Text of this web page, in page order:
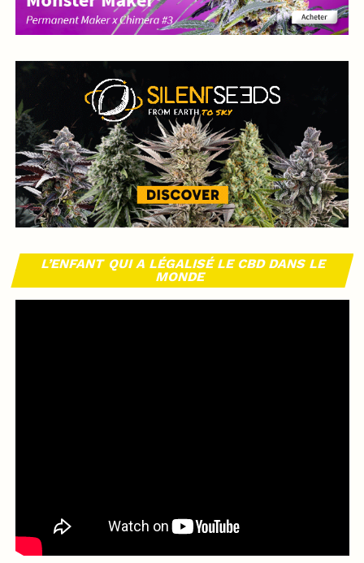
L’ENFANT QUI A LÉGALISÉ LE CBD DANS LE
MONDE